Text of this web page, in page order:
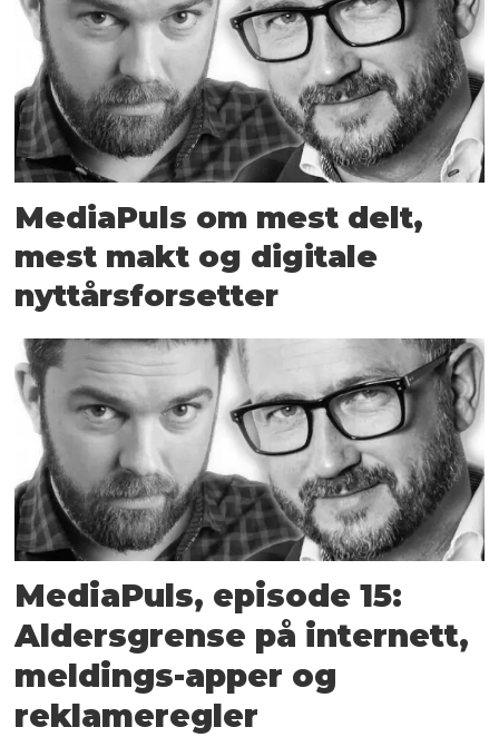
MediaPuls om mest delt,
mest makt og digitale
nyttårsforsetter
MediaPuls, episode 15:
Aldersgrense på internett,
meldings-apper og
reklameregler